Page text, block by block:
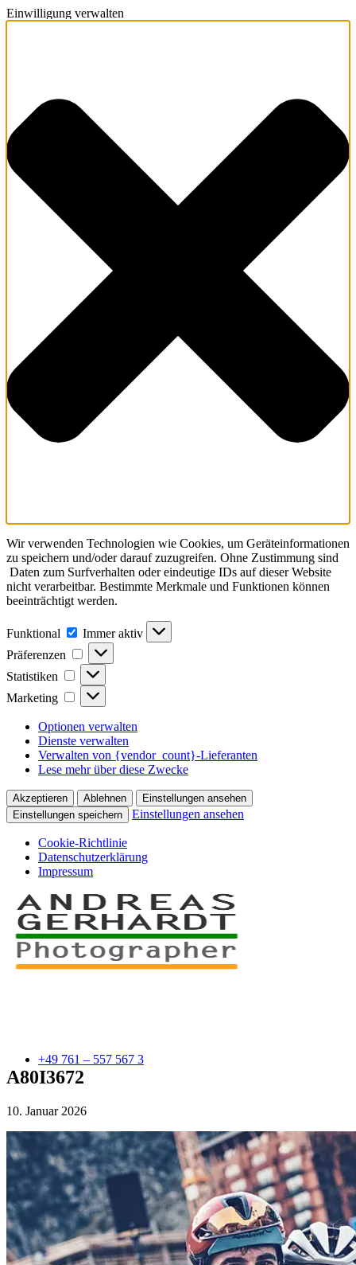
Einwilligung verwalten
Wir verwenden Technologien wie Cookies, um Geräteinformationen
zu speichern und/oder darauf zuzugreifen. Ohne Zustimmung sind
Daten zum Surfverhalten oder eindeutige IDs auf dieser Website
nicht verarbeitbar. Bestimmte Merkmale und Funktionen können
beeinträchtigt werden.
Funktional Funktional
Immer aktiv
Präferenzen
Präferenzen
Statistiken Statistiken
Marketing Marketing
Optionen verwalten
Dienste verwalten
Verwalten von {vendor_count}-Lieferanten
Lese mehr über diese Zwecke
Akzeptieren Ablehnen
Einstellungen ansehen
Einstellungen speichern
Einstellungen ansehen
Cookie-Richtlinie
Datenschutzerklärung
Impressum
+49 761 – 557 567 3
myStory
Portfolio
A80I3672
10. Januar 2026